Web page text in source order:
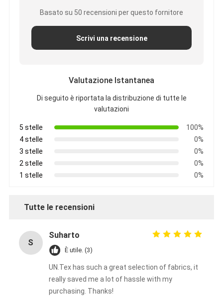
Basato su 50 recensioni per questo fornitore
Scrivi una recensione
Valutazione Istantanea
Di seguito è riportata la distribuzione di tutte le
valutazioni
5 stelle
100%
4 stelle
0%
3 stelle
0%
2 stelle
0%
1 stelle
0%
Tutte le recensioni
S
Suharto
È utile. (3)
UN.Tex has such a great selection of fabrics, it
really saved me a lot of hassle with my
purchasing. Thanks!